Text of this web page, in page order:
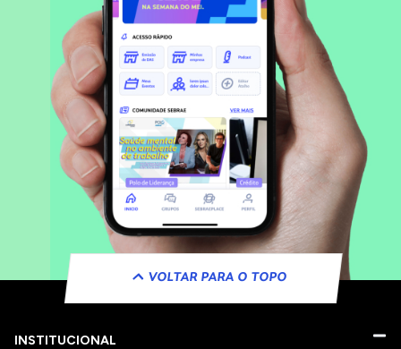
VOLTAR PARA O TOPO
INSTITUCIONAL